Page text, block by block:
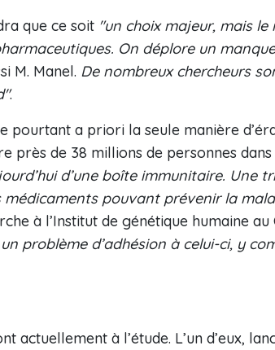
que ce soit "un choix majeur, mais le
On déplore un
M. Manel. De nombreux chercheurs
.
pourtant a priori la seule manière
près de 38 millions de personnes
d’une boîte immunitaire. Une
pouvant prévenir la
à l’Institut de génétique humaine au
problème d’adhésion à celui-ci, y
actuellement à l’étude. L’un d’eux,